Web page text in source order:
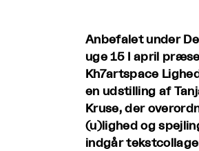
Anbefalet under
uge 15 I april
Kh7artspace
en udstilling af
Kruse, der
(u)lighed og
indgår